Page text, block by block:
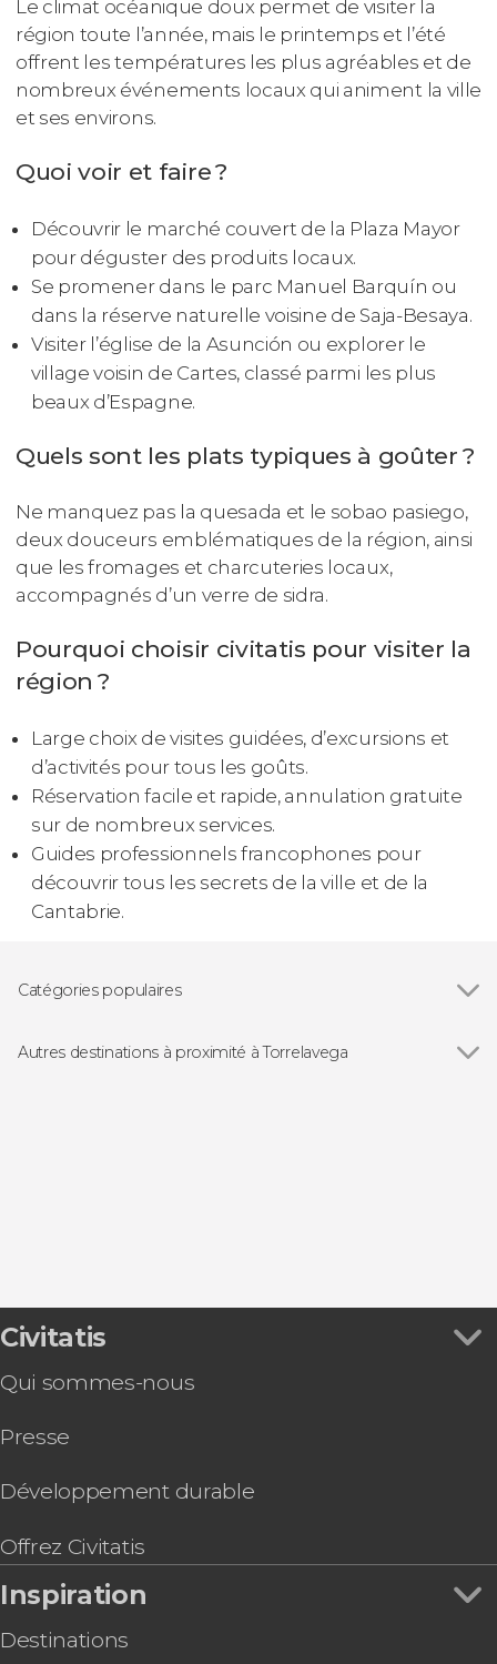
Le climat océanique doux permet de visiter la
région toute l’année, mais le printemps et l’été
offrent les températures les plus agréables et de
nombreux événements locaux qui animent la ville
et ses environs.
Quoi voir et faire ?
Découvrir le marché couvert de la Plaza Mayor
pour déguster des produits locaux.
Se promener dans le parc Manuel Barquín ou
dans la réserve naturelle voisine de Saja-Besaya.
Visiter l’église de la Asunción ou explorer le
village voisin de Cartes, classé parmi les plus
beaux d’Espagne.
Quels sont les plats typiques à goûter ?
Ne manquez pas la quesada et le sobao pasiego,
deux douceurs emblématiques de la région, ainsi
que les fromages et charcuteries locaux,
accompagnés d’un verre de sidra.
Pourquoi choisir civitatis pour visiter la
région ?
Large choix de visites guidées, d’excursions et
d’activités pour tous les goûts.
Réservation facile et rapide, annulation gratuite
sur de nombreux services.
Guides professionnels francophones pour
découvrir tous les secrets de la ville et de la
Cantabrie.
Catégories populaires
Autres destinations à proximité à Torrelavega
Civitatis
Qui sommes-nous
Presse
Développement durable
Offrez Civitatis
Inspiration
Destinations